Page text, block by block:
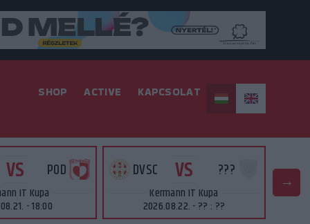
SHOP ACTIVE KAPCSOLAT
VS POD
IT Kupa
- 18:00
DVSC VS ???
Kermann IT Kupa
2026.08.22. - ?? : ??